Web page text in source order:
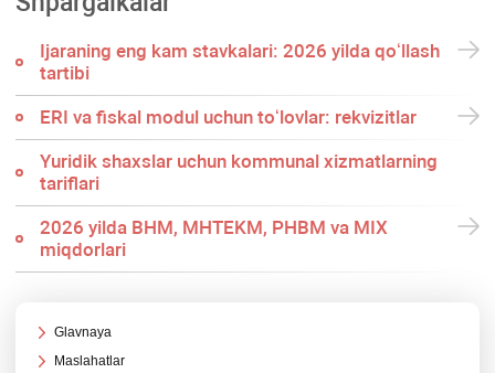
Ijaraning eng kam stavkalari: 2026 yilda qoʻllash
tartibi
ERI va fiskal modul uchun toʻlovlar: rekvizitlar
Yuridik shaхslar uchun kommunal хizmatlarning
tariflari
2026 yilda BHM, MHTEKM, PHBM va MIX
miqdorlari
Glavnaya
Maslahatlar